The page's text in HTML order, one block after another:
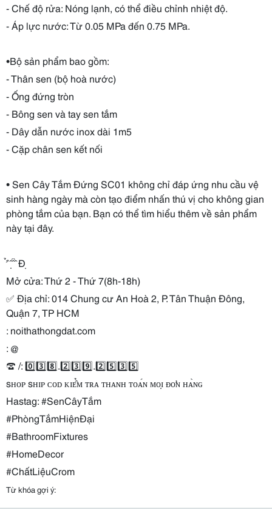
- Chế độ rửa: Nóng lạnh, có thể điều chỉnh nhiệt độ.
- Áp lực nước: Từ 0.05 MPa đến 0.75 MPa.
•Bộ sản phẩm bao gồm:
- Thân sen (bộ hoà nước)
- Ống đứng tròn
- Bông sen và tay sen tắm
- Dây dẫn nước inox dài 1m5
- Cặp chân sen kết nối
• Sen Cây Tắm Đứng SC01 không chỉ đáp ứng nhu cầu vệ
sinh hàng ngày mà còn tạo điểm nhấn thú vị cho không gian
phòng tắm của bạn. Bạn có thể tìm hiểu thêm về sản phẩm
này tại đây.
̛̉ ̀ ̣̂ ̂́ ̂̀ Đ̣
Mở cửa: Thứ 2 - Thứ 7(8h-18h)
✅ Địa chỉ: 014 Chung cư An Hoà 2, P. Tân Thuận Đông,
Quận 7, TP HCM
: noithathongdat.com
: @
☎️ /: 0️⃣3️⃣8️⃣.2️⃣3️⃣9️⃣.2️⃣5️⃣3️⃣5️⃣
sʜᴏᴘ sʜɪᴘ ᴄᴏᴅ ᴋɪᴇ̂̉ᴍ ᴛʀᴀ ᴛʜᴀɴʜ ᴛᴏᴀ́ɴ ᴍᴏ̣ɪ ᴆᴏ̛ɴ ʜᴀ̀ɴɢ
Hastag: #SenCâyTắm
#PhòngTắmHiệnĐại
#BathroomFixtures
#HomeDecor
#ChấtLiệuCrom
Từ khóa gợi ý: